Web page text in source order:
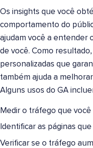
Os insights que você
comportamento do
ajudam você a entender
de você. Como
personalizadas que
também ajuda a
Alguns usos do GA
Medir o tráfego que
Identificar as páginas
Verificar se o tráfego